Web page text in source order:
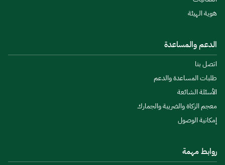
هوية الهيئة
الدعم والمساعدة
اتصل بنا
طلبات المساعدة والدعم
الأسئلة الشائعة
معجم الزكاة والضريبة والجمارك
إمكانية الوصول
روابط مهمة